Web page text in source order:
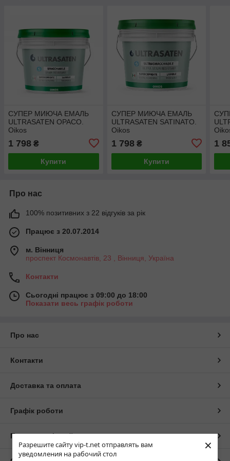
Разрешите сайту vip-t.net отправлять вам
уведомления на рабочий стол
×
СУПЕР МИЮЧА ЕМАЛЬ
ULTRASATEN OPACO.
Oikos
1 798 ₴
Купити
СУПЕР МИЮЧА ЕМАЛЬ
ULTRASATEN SATINATO.
Oikos
1 798₴
Купити
1
Про нас
100% позитивних з 22 відгуків за рік
Працює з 20.07.2014
м. Вінниця
проспект Космонавтів, 23 , Вінниця, Україна
Контакти
Сьогодні працює з 09:00 до 18:00
Показати весь графік роботи
Про нас
Контакти
Доставка та оплата
Графік роботи
Повна версія сайту